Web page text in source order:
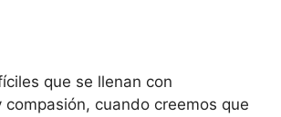
que se llenan con
compasión, cuando creemos que